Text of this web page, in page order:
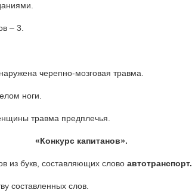
– 3.
черепно-мозговая травма.
ноги.
травма предплечья.
«Конкурс капитанов».
из букв, составляющих слово автотранспорт.
составленных слов.